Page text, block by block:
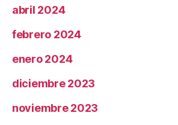
abril 2024
febrero 2024
enero 2024
diciembre 2023
noviembre 2023